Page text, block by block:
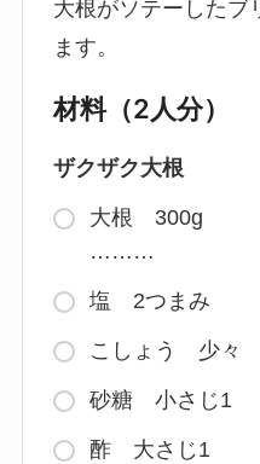
大根がソテーしたブ
ます。
材料（2人分）
ザクザク大根
大根 300g
………
塩 2つまみ
こしょう 少々
砂糖 小さじ1
酢 大さじ1